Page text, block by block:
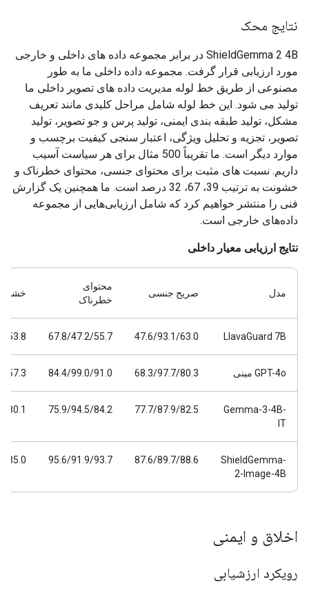
نتایج محک
ShieldGemma 2 4B در برابر مجموعه داده های داخلی و خارجی
مورد ارزیابی قرار گرفت. مجموعه داده داخلی ما به طور
مصنوعی از طریق خط لوله مدیریت داده های تصویر داخلی ما
تولید می شود. این خط لوله شامل مراحل کلیدی مانند تعریف
مشکل، تولید طبقه بندی ایمنی، تولید پرس و جو تصویر، تولید
تصویر، تجزیه و تحلیل ویژگی، اعتبار سنجی کیفیت برچسب و
موارد دیگر است. ما تقریباً 500 مثال برای هر سیاست آسیب
داریم. نسبت های مثبت برای محتوای جنسی، محتوای خطرناک و
خشونت به ترتیب 39، 67، 32 درصد است. ما همچنین یک گزارش
فنی را منتشر خواهیم کرد که شامل ارزیابی‌هایی از مجموعه
داده‌های خارجی است.
نتایج ارزیابی معیار داخلی
مدل صریح جنسی
محتوای
خطرناک
LlavaGuard 7B
47.6/93.1/63.0
67.8/47.2/55.7
53.8
GPT-4o مینی 68.3/97.7/80.3
84.4/99.0/91.0
57.3
Gemma-3-4B-
IT
77.7/87.9/82.5
75.9/94.5/84.2
80.1
ShieldGemma-
2-Image-4B
87.6/89.7/88.6
95.6/91.9/93.7
85.0
اخلاق و ایمنی
رویکرد ارزشیابی